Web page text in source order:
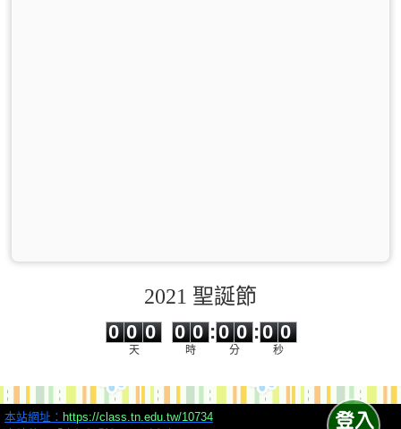
2021 聖誕節
0 0 0
天
0
0
0
時
:
0
0
0
0
分
:0 0
秒
本站網址： https://class.tn.edu.tw/10734